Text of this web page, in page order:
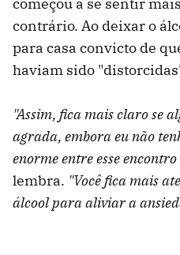
contrário. Ao deixar o
para casa convicto de
haviam sido
"Assim, fica mais claro se
agrada, embora eu não
enorme entre esse
lembra. "Você fica mais
álcool para aliviar a